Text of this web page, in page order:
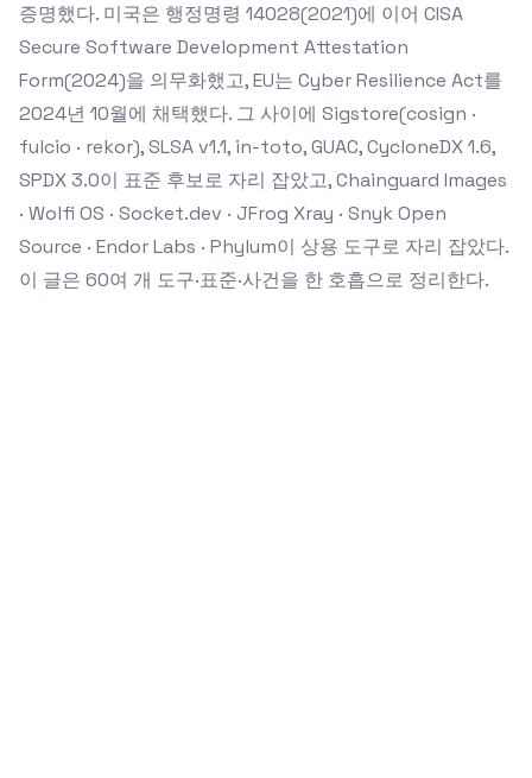
증명했다. 미국은 행정명령 14028(2021)에 이어 CISA
Secure Software Development Attestation
Form(2024)을 의무화했고, EU는 Cyber Resilience Act를
2024년 10월에 채택했다. 그 사이에 Sigstore(cosign ·
fulcio · rekor), SLSA v1.1, in-toto, GUAC, CycloneDX 1.6,
SPDX 3.0이 표준 후보로 자리 잡았고, Chainguard Images
· Wolfi OS · Socket.dev · JFrog Xray · Snyk Open
Source · Endor Labs · Phylum이 상용 도구로 자리 잡았다.
이 글은 60여 개 도구·표준·사건을 한 호흡으로 정리한다.